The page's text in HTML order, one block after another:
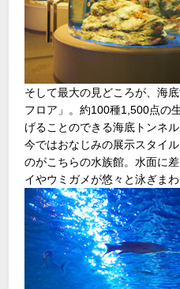
そして最大の見どころが、海
フロア」。約100種1,500点の
げることのできる海底トンネ
今ではおなじみの展示スタイ
のがこちらの水族館。水面に
イやウミガメが悠々と泳ぎま